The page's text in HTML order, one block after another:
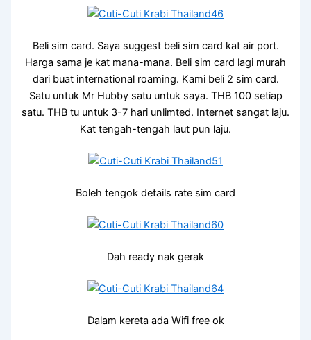
Beli sim card. Saya suggest beli sim card kat air port.
Harga sama je kat mana-mana. Beli sim card lagi murah
dari buat international roaming. Kami beli 2 sim card.
Satu untuk Mr Hubby satu untuk saya. THB 100 setiap
satu. THB tu untuk 3-7 hari unlimted. Internet sangat laju.
Kat tengah-tengah laut pun laju.
Boleh tengok details rate sim card
Dah ready nak gerak
Dalam kereta ada Wifi free ok